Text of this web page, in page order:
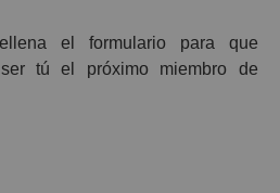
el formulario para que
tú el próximo miembro de